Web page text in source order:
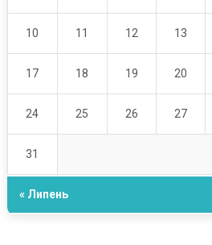
10 11 12 13
17 18 19 20
24 25 26 27
31
« Липень